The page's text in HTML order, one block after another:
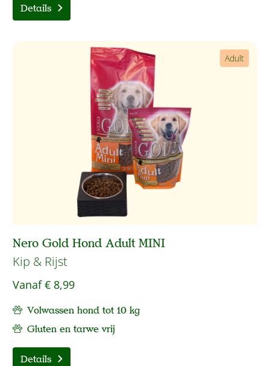
Details
Adult
Nero Gold Hond Adult MINI
Kip & Rijst
Vanaf€ 8,99
Volwassen hond tot 10 kg
Gluten en tarwe vrij
Details